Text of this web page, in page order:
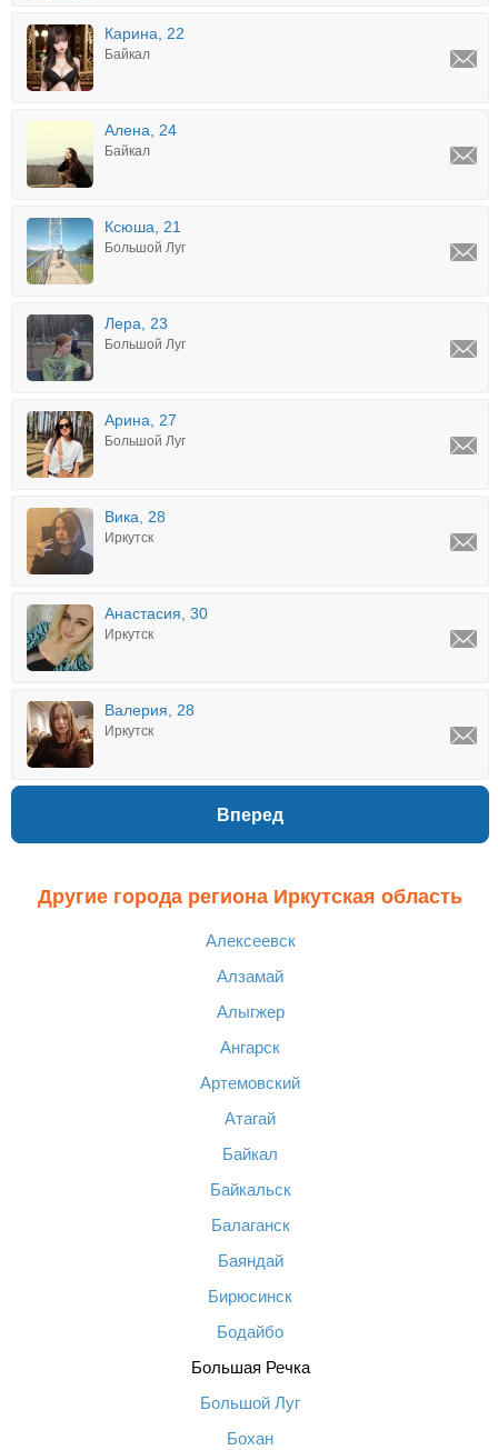
Карина, 22
Байкал
Алена, 24
Байкал
Ксюша, 21
Большой Луг
Лера, 23
Большой Луг
Арина, 27
Большой Луг
Вика, 28
Иркутск
Анастасия, 30
Иркутск
Валерия, 28
Иркутск
Вперед
Другие города региона Иркутская область
Алексеевск
Алзамай
Алыгжер
Ангарск
Артемовский
Атагай
Байкал
Байкальск
Балаганск
Баяндай
Бирюсинск
Бодайбо
Большая Речка
Большой Луг
Бохан